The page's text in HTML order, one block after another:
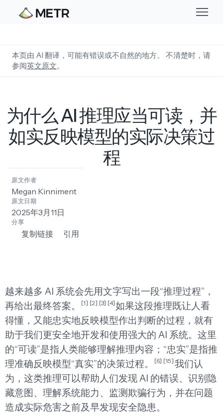
Español
本页由 AI 翻译，可能有错误或不自然的地方。 不清楚时，请
参阅英文原文。
为什么 AI 推理应当可读，并
如实反映模型的实际决策过
程
原文作者
Megan Kinniment
原文日期
2025年3月11日
分享
复制链接 引用
越来越多 AI 系统会先用文字写出一段“推理过程”，
再给出最终答案。
[1] [2] [3] [4]如果这段推理既让人看
得懂，又能忠实地反映模型作出判断的过程，就有
助于我们更安全地开发和使用强大的 AI 系统。这里
的“可读”是指人类能够理解推理内容；“忠实”是指推
理准确反映模型“真实”的决策过程。
[6] [15]我们认
为，这类推理可以帮助人们发现 AI 的错误、识别隐
藏意图、理解系统能力、监测欺骗行为，并在问题
造成实际危害之前及早发现安全隐患。